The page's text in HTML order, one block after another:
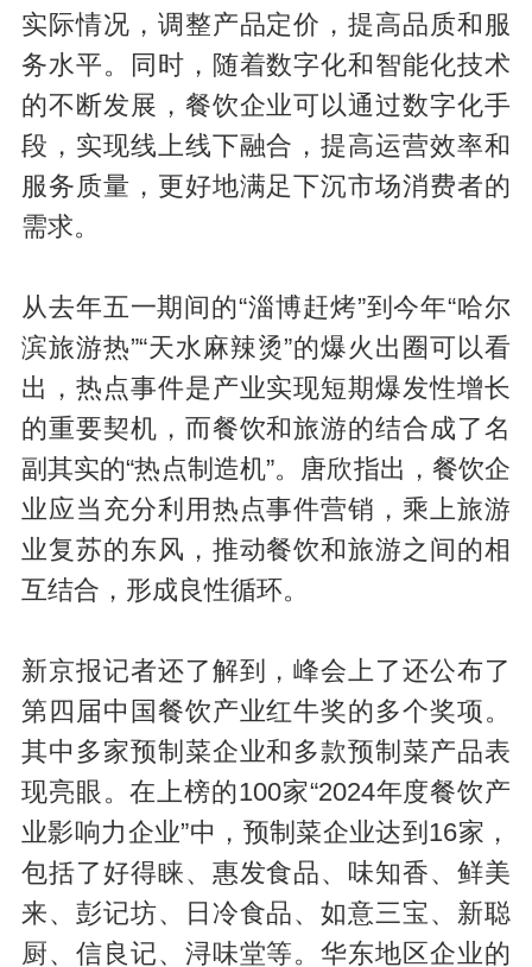
实际情况，调整产品定价，提高品质和服
务水平。同时，随着数字化和智能化技术
的不断发展，餐饮企业可以通过数字化手
段，实现线上线下融合，提高运营效率和
服务质量，更好地满足下沉市场消费者的
需求。
从去年五一期间的“淄博赶烤”到今年“哈尔
滨旅游热”“天水麻辣烫”的爆火出圈可以看
出，热点事件是产业实现短期爆发性增长
的重要契机，而餐饮和旅游的结合成了名
副其实的“热点制造机”。唐欣指出，餐饮企
业应当充分利用热点事件营销，乘上旅游
业复苏的东风，推动餐饮和旅游之间的相
互结合，形成良性循环。
新京报记者还了解到，峰会上了还公布了
第四届中国餐饮产业红牛奖的多个奖项。
其中多家预制菜企业和多款预制菜产品表
现亮眼。在上榜的100家“2024年度餐饮产
业影响力企业”中，预制菜企业达到16家，
包括了好得睐、惠发食品、味知香、鲜美
来、彭记坊、日冷食品、如意三宝、新聪
厨、信良记、浔味堂等。华东地区企业的